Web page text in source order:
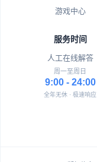
游戏中心
服务时间
人工在线解答
周一至周日
9:00 - 24:00
全年无休 · 极速响应